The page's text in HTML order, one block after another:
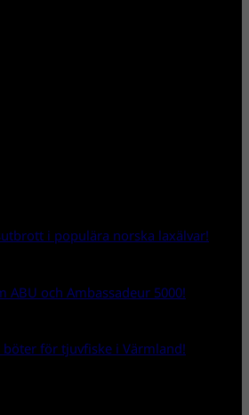
i populära norska laxälvar!
ABU och Ambassadeur 5000!
för tjuvfiske i Värmland!